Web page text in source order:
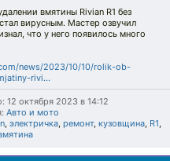
вмятины Rivian R1 без
вирусным. Мастер озвучил
что у него появилось много
news/2023/10/10/rolik-ob-
rivi...
12 октября 2023 в 14:12
Авто и мото
, электричка, ремонт, кузовщина, R1,